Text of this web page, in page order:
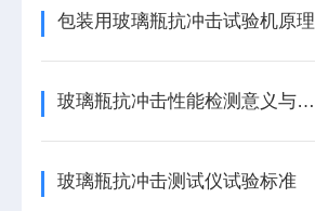
包装用玻璃瓶抗冲击试验机原理
玻璃瓶抗冲击性能检测意义与注意事项
玻璃瓶抗冲击测试仪试验标准